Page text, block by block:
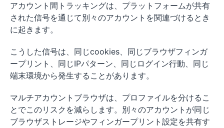
アカウント間トラッキングは、プラットフォームが共有
された信号を通じて別々のアカウントを関連づけるとき
に起きます。
こうした信号は、同じcookies、同じブラウザフィンガ
ープリント、同じIPパターン、同じログイン行動、同じ
端末環境から発生することがあります。
マルチアカウントブラウザは、プロファイルを分けるこ
とでこのリスクを減らします。別々のアカウントが同じ
ブラウザストレージやフィンガープリント設定を共有す